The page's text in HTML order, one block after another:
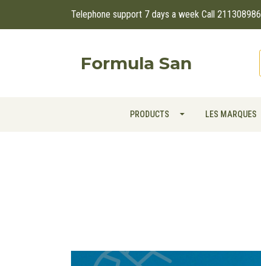
Telephone support 7 days a week Call 211308986
Formula San
PRODUCTS LES MARQUES